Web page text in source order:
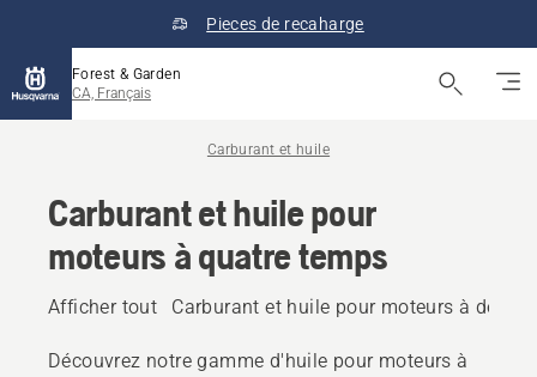
Pieces de recaharge
Forest & Garden
CA, Français
Carburant et huile
Carburant et huile pour
moteurs à quatre temps
Afficher tout Carburant et huile pour moteurs à deux
Découvrez notre gamme d'huile pour moteurs à